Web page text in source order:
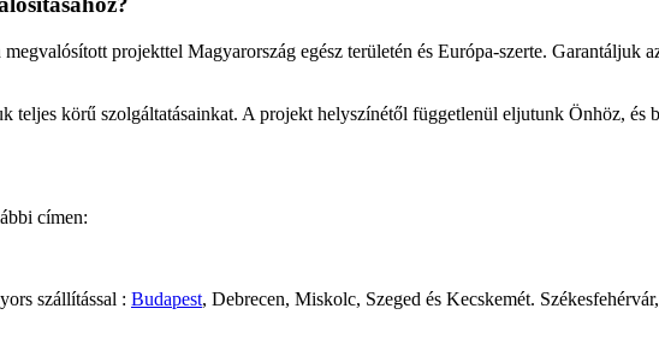
projekttel Magyarország egész területén és Európa-szerte. Garantáljuk
teljes körű szolgáltatásainkat. A projekt helyszínétől függetlenül eljutunk Önhöz, és
címen:
szállítással : Budapest, Debrecen, Miskolc, Szeged és Kecskemét.